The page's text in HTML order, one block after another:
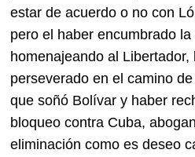
estar de acuerdo o no con
pero el haber encumbrado
homenajeando al Libertador,
perseverado en el camino
que soñó Bolívar y haber
bloqueo contra Cuba,
eliminación como es deseo